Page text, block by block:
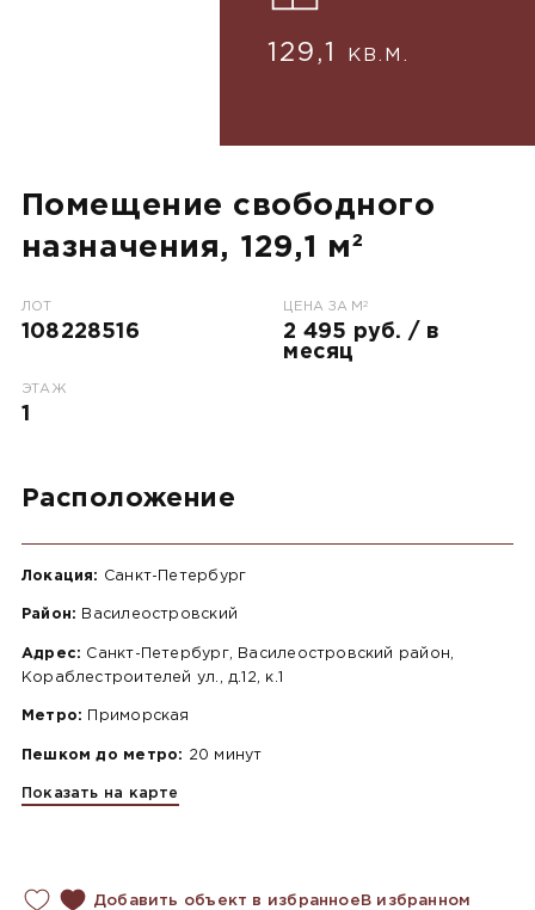
129,1 КВ.М.
Помещение свободного
назначения, 129,1 м²
ЛОТ
108228516
ЦЕНА ЗА М2
2 495 руб. / в
месяц
ЭТАЖ
1
Расположение
Локация: Санкт-Петербург
Район: Василеостровский
Адрес: Санкт-Петербург, Василеостровский район,
Кораблестроителей ул., д.12, к.1
Метро: Приморская
Пешком до метро: 20 минут
Показать на карте
Добавить объект в избранное В избранном